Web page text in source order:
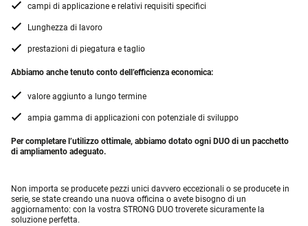
campi di applicazione e relativi requisiti specifici
Lunghezza di lavoro
prestazioni di piegatura e taglio
Abbiamo anche tenuto conto dell’efficienza economica:
valore aggiunto a lungo termine
ampia gamma di applicazioni con potenziale di sviluppo
Per completare l’utilizzo ottimale, abbiamo dotato ogni DUO di un pacchetto
di ampliamento adeguato.
Non importa se producete pezzi unici davvero eccezionali o se producete in
serie, se state creando una nuova officina o avete bisogno di un
aggiornamento: con la vostra STRONG DUO troverete sicuramente la
soluzione perfetta.